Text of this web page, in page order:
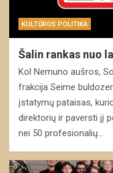
KULTŪROS POLITIKA
Šalin rankas nuo
Kol Nemuno aušros,
frakcija Seime
įstatymų pataisas,
direktorių ir paversti jį
nei 50 profesionalių…